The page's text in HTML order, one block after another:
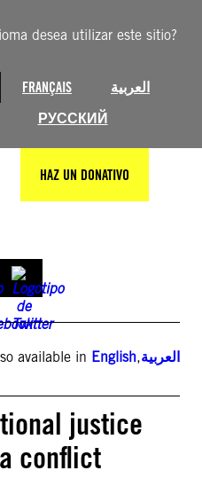
desea utilizar este sitio?
FRANÇAIS
العربية
РУССКИЙ
HAZ UN DONATIVO
available in English,العربية
justice
conflict